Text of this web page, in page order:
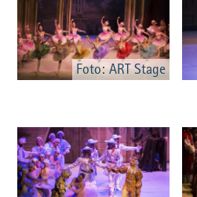
Foto: ART Stage